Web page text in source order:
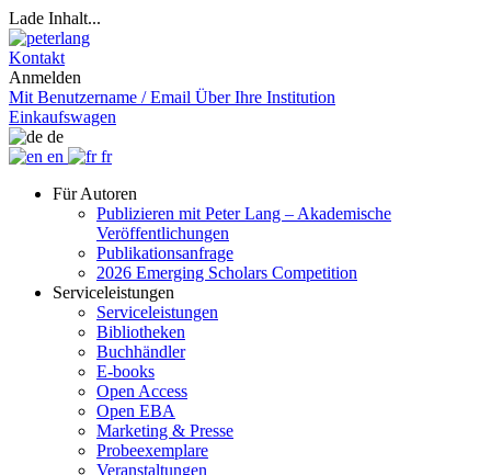
Lade Inhalt...
Kontakt
Anmelden
Mit Benutzername / Email Über Ihre Institution
Einkaufswagen
de
en
fr
Für Autoren
Publizieren mit Peter Lang – Akademische
Veröffentlichungen
Publikationsanfrage
2026 Emerging Scholars Competition
Serviceleistungen
Serviceleistungen
Bibliotheken
Buchhändler
E-books
Open Access
Open EBA
Marketing & Presse
Probeexemplare
Veranstaltungen